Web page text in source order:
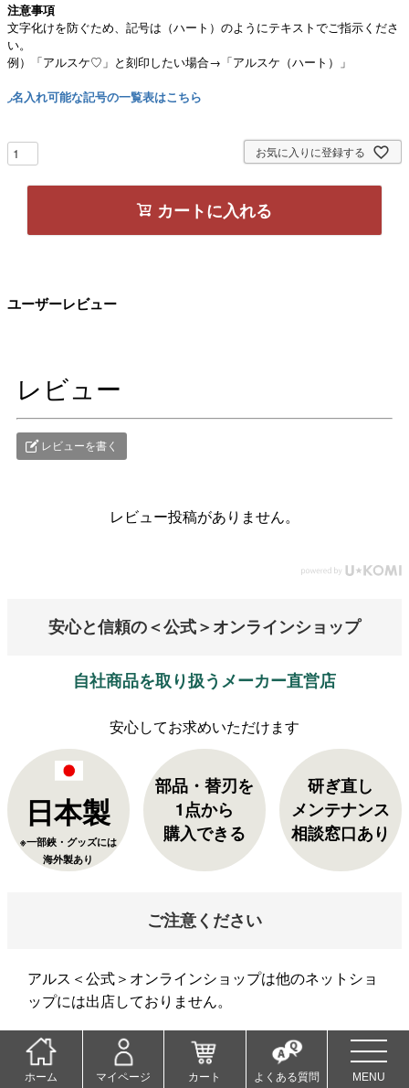
注意事項
文字化けを防ぐため、記号は（ハート）のようにテキストでご指示くださ
い。
例）「アルスケ♡」と刻印したい場合→「アルスケ（ハート）」
◞名入れ可能な記号の一覧表はこちら
お気に入りに登録する
カートに入れる
ユーザーレビュー
レビュー
レビューを書く
レビュー投稿がありません。
安心と信頼の＜公式＞オンラインショップ
自社商品を取り扱うメーカー直営店
日本製
※一部鋏・グッズには
海外製あり
部品・替刃を
1点から
購入できる
研ぎ直し
メンテナンス
相談窓口あり
ご注意ください
アルス＜公式＞オンラインショップは他のネットショ
ップには出店しておりません。
当店以外でご購入された商品の返品・交換は承れませ
ん。ご了承くださいませ。
ホーム マイページ カート よくある質問 MENU